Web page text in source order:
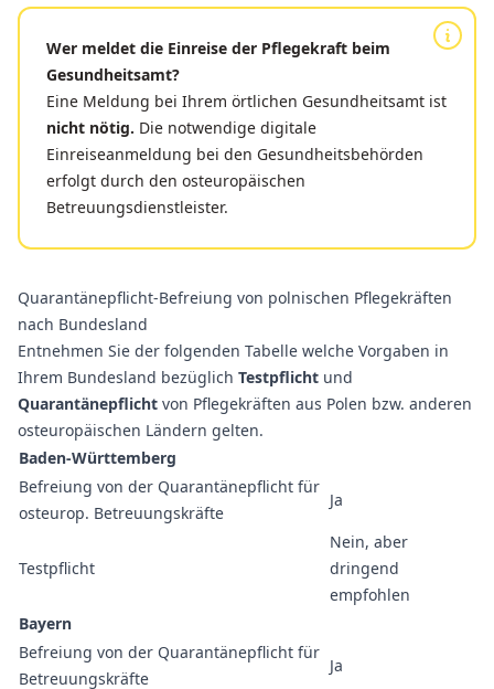
Wer meldet die Einreise der Pflegekraft beim
Gesundheitsamt?
Eine Meldung bei Ihrem örtlichen Gesundheitsamt ist
nicht nötig. Die notwendige digitale
Einreiseanmeldung bei den Gesundheitsbehörden
erfolgt durch den osteuropäischen
Betreuungsdienstleister.
Quarantänepflicht-Befreiung von polnischen Pflegekräften
nach Bundesland
Entnehmen Sie der folgenden Tabelle welche Vorgaben in
Ihrem Bundesland bezüglich Testpflicht und
Quarantänepflicht von Pflegekräften aus Polen bzw. anderen
osteuropäischen Ländern gelten.
Baden-Württemberg
Befreiung von der Quarantänepflicht für
osteurop. Betreuungskräfte
Ja
Testpflicht
Nein, aber
dringend
empfohlen
Bayern
Befreiung von der Quarantänepflicht für
Betreuungskräfte
Ja